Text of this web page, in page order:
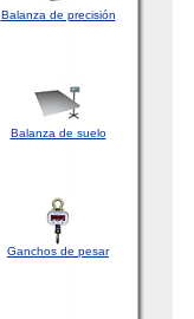
Balanza de precisión
Balanza de suelo
Ganchos de pesar